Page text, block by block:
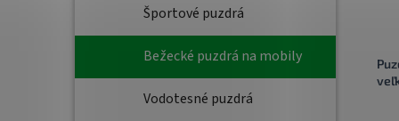
Športové puzdrá
Bežecké puzdrá na mobily
Vodotesné puzdrá